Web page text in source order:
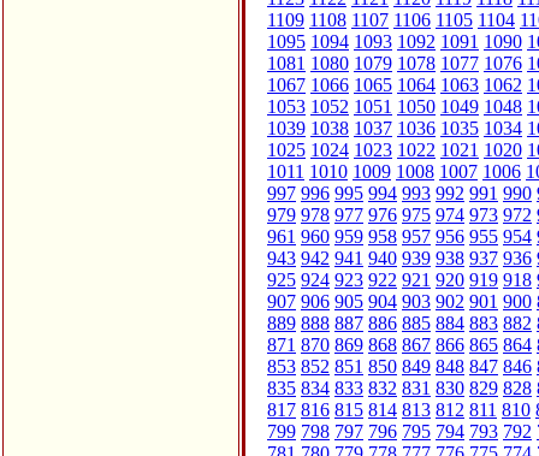
1109 1108 1107 1106 1105 1104
1095 1094 1093 1092 1091 1090
1081 1080 1079 1078 1077 1076
1067 1066 1065 1064 1063 1062
1053 1052 1051 1050 1049 1048
1039 1038 1037 1036 1035 1034
1025 1024 1023 1022 1021 1020
1011 1010 1009 1008 1007 1006
997 996 995 994 993 992 991 990
979 978 977 976 975 974 973 972
961 960 959 958 957 956 955 954
943 942 941 940 939 938 937 936
925 924 923 922 921 920 919 918
907 906 905 904 903 902 901 900
889 888 887 886 885 884 883 882
871 870 869 868 867 866 865 864
853 852 851 850 849 848 847 846
835 834 833 832 831 830 829 828
817 816 815 814 813 812 811 810
799 798 797 796 795 794 793 792